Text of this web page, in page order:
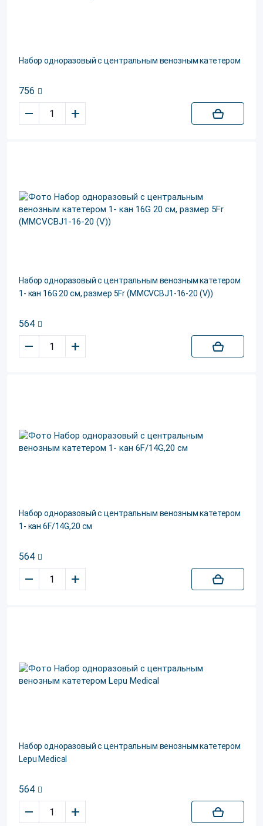
Набор одноразовый с центральным венозным катетером
756
– +
Набор одноразовый с центральным венозным катетером
1- кан 16G 20 см, размер 5Fr (MMCVCBJ1-16-20 (V))
564
– +
Набор одноразовый с центральным венозным катетером
1- кан 6F/14G,20 см
564
– +
Набор одноразовый с центральным венозным катетером
Lepu Medical
564
– +